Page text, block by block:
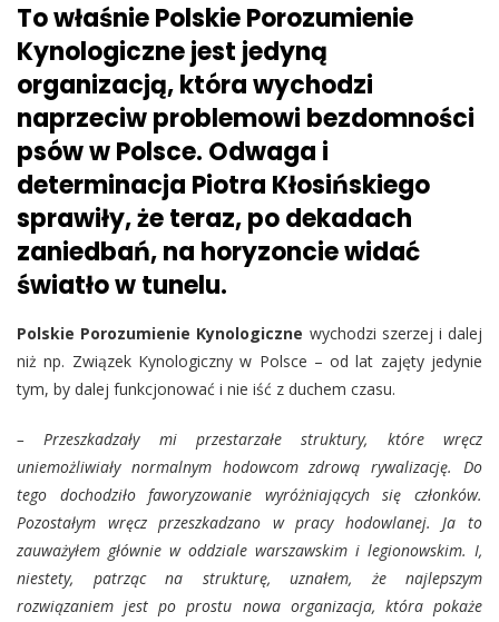
To właśnie Polskie Porozumienie
Kynologiczne jest jedyną
organizacją, która wychodzi
naprzeciw problemowi bezdomności
psów w Polsce. Odwaga i
determinacja Piotra Kłosińskiego
sprawiły, że teraz, po dekadach
zaniedbań, na horyzoncie widać
światło w tunelu.
Polskie Porozumienie Kynologiczne wychodzi szerzej i dalej
niż np. Związek Kynologiczny w Polsce – od lat zajęty jedynie
tym, by dalej funkcjonować i nie iść z duchem czasu.
– Przeszkadzały mi przestarzałe struktury, które wręcz
uniemożliwiały normalnym hodowcom zdrową rywalizację. Do
tego dochodziło faworyzowanie wyróżniających się członków.
Pozostałym wręcz przeszkadzano w pracy hodowlanej. Ja to
zauważyłem głównie w oddziale warszawskim i legionowskim. I,
niestety, patrząc na strukturę, uznałem, że najlepszym
rozwiązaniem jest po prostu nowa organizacja, która pokaże